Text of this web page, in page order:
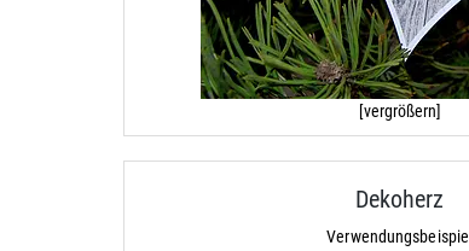
[vergrößern]
Dekoherz
Verwendungsbeispiel